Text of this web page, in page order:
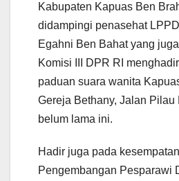
Kabupaten Kapuas Ben
didampingi penasehat
Egahni Ben Bahat yang
Komisi III DPR RI
paduan suara wanita
Gereja Bethany, Jalan Pilau
belum lama ini.
Hadir juga pada
Pengembangan Pesparawi